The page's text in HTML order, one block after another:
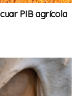
PIB agrícola